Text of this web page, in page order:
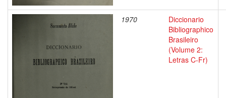
1970
Diccionario
Bibliographico
Brasileiro
(Volume 2:
Letras C-Fr)